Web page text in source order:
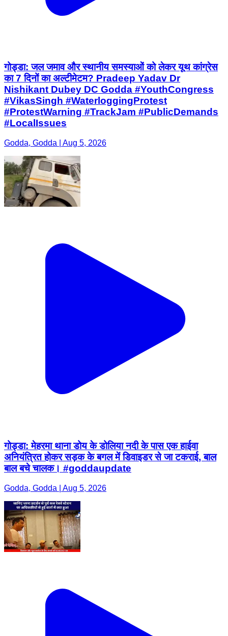
गोड्डा: जल जमाव और स्थानीय समस्याओं को लेकर यूथ कांग्रेस
का 7 दिनों का अल्टीमेटम? Pradeep Yadav Dr
Nishikant Dubey DC Godda #YouthCongress
#VikasSingh #WaterloggingProtest
#ProtestWarning #TrackJam #PublicDemands
#LocalIssues
Godda, Godda | Aug 5, 2026
गोड्डा: मेहरमा थाना डोय के डोलिया नदी के पास एक हाईवा
अनियंत्रित होकर सड़क के बगल में डिवाइडर से जा टकराई, बाल
बाल बचे चालक। #goddaupdate
Godda, Godda | Aug 5, 2026